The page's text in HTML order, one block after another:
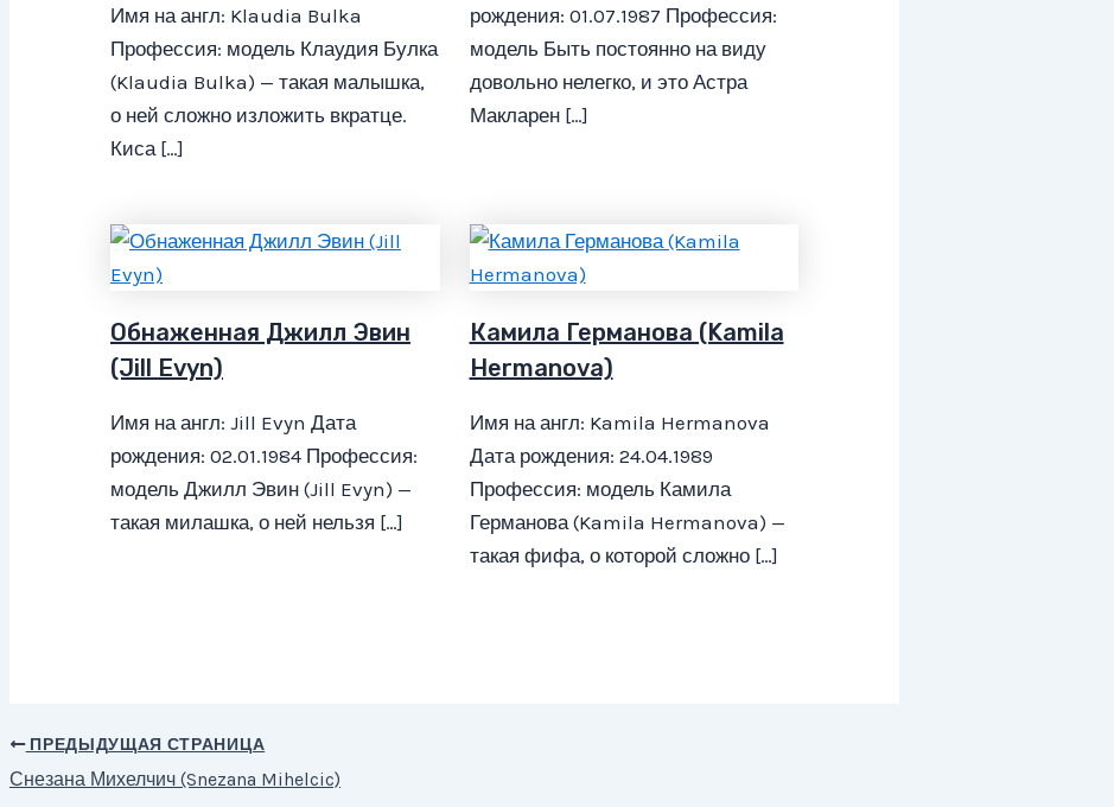
Имя на англ: Klaudia Bulka
Профессия: модель Клаудия Булка
(Klaudia Bulka) — такая малышка,
о ней сложно изложить вкратце.
Киса […]
рождения: 01.07.1987 Профессия:
модель Быть постоянно на виду
довольно нелегко, и это Астра
Макларен […]
Обнаженная Джилл Эвин
(Jill Evyn)
Имя на англ: Jill Evyn Дата
рождения: 02.01.1984 Профессия:
модель Джилл Эвин (Jill Evyn) —
такая милашка, о ней нельзя […]
Камила Германова (Kamila
Hermanova)
Имя на англ: Kamila Hermanova
Дата рождения: 24.04.1989
Профессия: модель Камила
Германова (Kamila Hermanova) —
такая фифа, о которой сложно […]
Навигация
по
ПРЕДЫДУЩАЯ СТРАНИЦА
Снезана Михелчич (Snezana Mihelcic)